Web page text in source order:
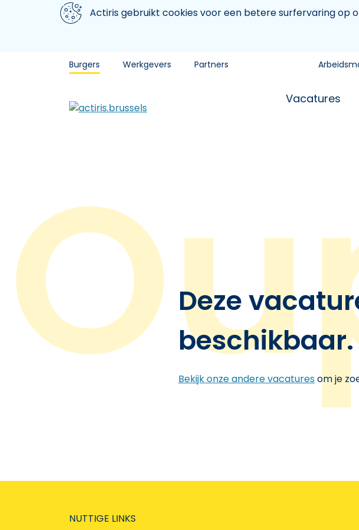
Aller au contenu principal
We gebruiken cookiesActiris gebruikt cookies voor een betere surfervaring op
Burgers Werkgevers Partners
Vacatures
Deze
beschikbaar.
Bekijk onze andere vacaturesom je
NUTTIGE LINKS